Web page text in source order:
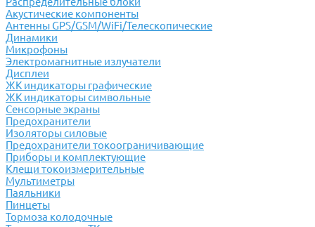
Акустические компоненты
Антенны GPS/GSM/WiFi/Телескопические
Динамики
Микрофоны
Электромагнитные излучатели
Дисплеи
ЖК индикаторы графические
ЖК индикаторы символьные
Сенсорные экраны
Предохранители
Изоляторы силовые
Предохранители токоограничивающие
Приборы и комплектующие
Клещи токоизмерительные
Мультиметры
Паяльники
Пинцеты
Тормоза колодочные